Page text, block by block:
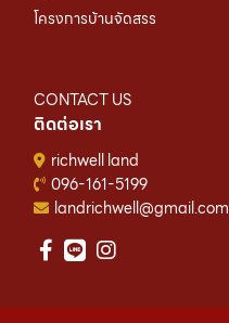
โครงการบ้านจัดสรร
CONTACT US
ติดต่อเรา
richwell land
096-161-5199
landrichwell@gmail.com